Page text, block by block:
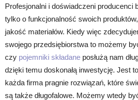
Profesjonalni i doświadczeni producenci
tylko o funkcjonalność swoich
jakość materiałów. Kiedy więc
swojego przedsiębiorstwa to możemy
czy pojemniki składane posłużą nam
dzięki temu doskonałą inwestycję. Jest
każda firma pragnie rozwiązań, które
są także długofalowe. Możemy wtedy